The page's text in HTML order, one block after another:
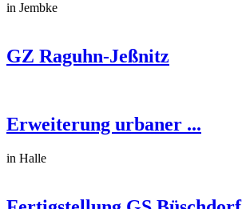
in Jembke
GZ Raguhn-Jeßnitz
Erweiterung urbaner ...
in Halle